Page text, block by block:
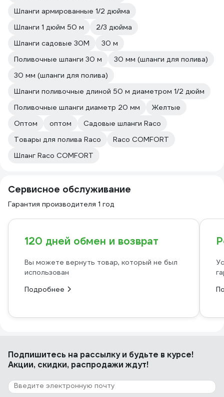
Шланги армированные 1/2 дюйма
Шланги 1 дюйм 50 м
2/3 дюйма
Шланги садовые 30М
30 м
Поливочные шланги 30 м
30 мм (шланги для полива)
30 мм (шланги для полива)
Шланги поливочные длиной 50 м диаметром 1/2 дюйм
Поливочные шланги диаметр 20 мм
Желтые
Оптом
оптом
Садовые шланги Raco
Товары для полива Raco
Raco COMFORT
Шланг Raco COMFORT
Сервисное обслуживание
Гарантия производителя 1 год
120 дней обмен и возврат
Вы можете вернуть товар, который не был
использован
Подробнее
Подпишитесь на рассылкуи будьте в курсе!
Акции, скидки, распродажи ждут!